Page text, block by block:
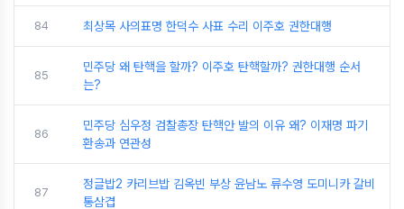
84 최상목 사의표명 한덕수 사표 수리 이주호 권한대행
85
민주당 왜 탄핵을 할까? 이주호 탄핵할까? 권한대행 순서
는?
86
민주당 심우정 검찰총장 탄핵안 발의 이유 왜? 이재명 파기
환송과 연관성
87
정글밥2 카리브밥 김옥빈 부상 윤남노 류수영 도미니카 갈비
통삼겹